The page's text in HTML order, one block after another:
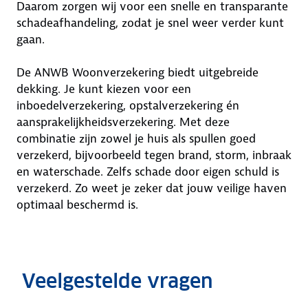
Daarom zorgen wij voor een snelle en transparante
schadeafhandeling, zodat je snel weer verder kunt
gaan.
De ANWB Woonverzekering biedt uitgebreide
dekking. Je kunt kiezen voor een
inboedelverzekering, opstalverzekering én
aansprakelijkheidsverzekering. Met deze
combinatie zijn zowel je huis als spullen goed
verzekerd, bijvoorbeeld tegen brand, storm, inbraak
en waterschade. Zelfs schade door eigen schuld is
verzekerd. Zo weet je zeker dat jouw veilige haven
optimaal beschermd is.
Veelgestelde vragen